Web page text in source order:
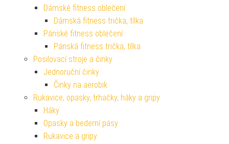
Dámské fitness oblečení
Dámská fitness trička, tílka
Pánské fitness oblečení
Pánská fitness trička, tílka
Posilovací stroje a činky
Jednoruční činky
Činky na aerobik
Rukavice, opasky, trhačky, háky a gripy
Háky
Opasky a bederní pásy
Rukavice a gripy